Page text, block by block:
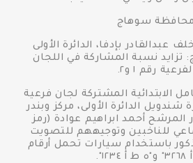
محافظة سوهاج
بإدفا، الدائرة الأولى
تزايد نسبة المشاركة في اللجان
رقم ١ و٢.
المشتركة لجان فرعية
و١٠٩ و١٠٨ جزيرة شندويل الدائرة الأولى، مركز وبندر
المرشح أحمد ابراهيم عوادة (رمز
للناخبين وتوجيههم للتصويت
باستخدام سيارات تحمل أرقام